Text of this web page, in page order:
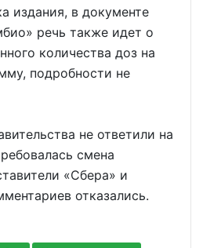
издания, в документе
речь также идет о
количества доз на
подробности не
не ответили на
смена
«Сбера» и
отказались.